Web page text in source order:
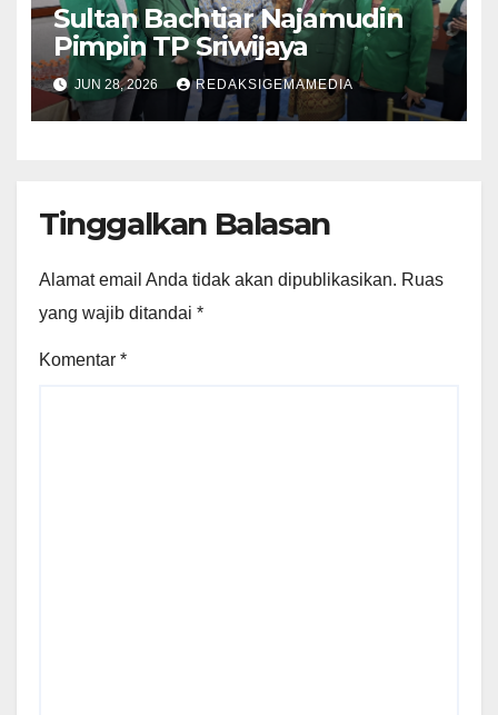
Sultan Bachtiar Najamudin
Pimpin TP Sriwijaya
JUN 28, 2026 REDAKSIGEMAMEDIA
Tinggalkan Balasan
Alamat email Anda tidak akan dipublikasikan. Ruas
yang wajib ditandai *
Komentar *